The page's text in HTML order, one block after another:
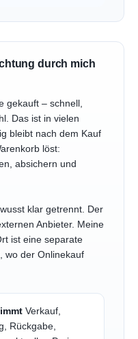
durch mich
gekauft – schnell,
Das ist in vielen
bleibt nach dem Kauf
löst:
absichern und
klar getrennt. Der
Anbieter. Meine
ist eine separate
wo der Onlinekauf
Verkauf,
Rückgabe,